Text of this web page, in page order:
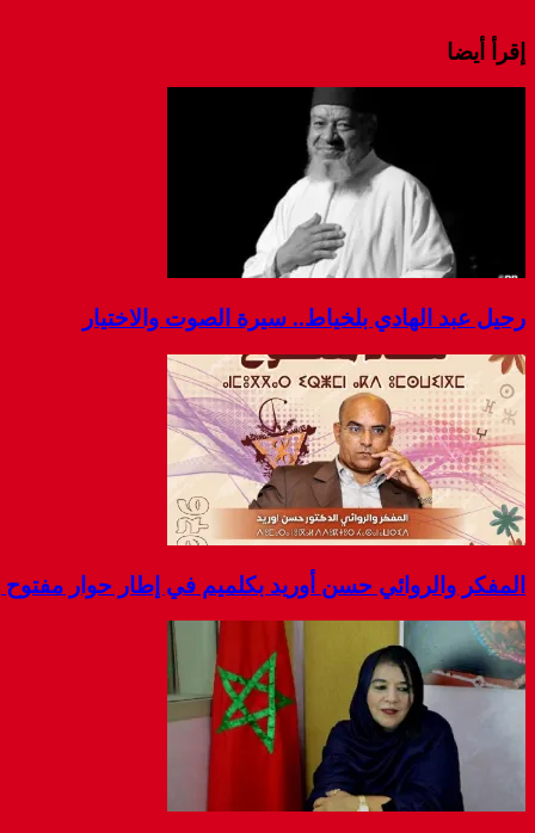
إقرأ أيضا
رحيل عبد الهادي بلخياط.. سيرة الصوت والاختيار
المفكر والروائي حسن أوريد بكلميم في إطار حوار مفتوح